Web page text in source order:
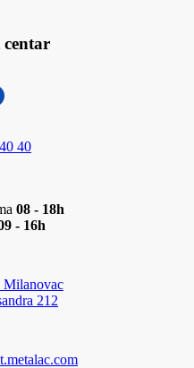
40
08 - 18h
- 16h
Milanovac
212